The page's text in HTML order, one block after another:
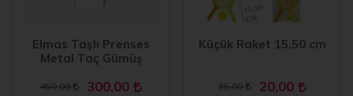
Elmas Taşlı Prenses
Metal Taç Gümüş
450,00 300,00
Küçük Raket 15,50 cm
35,00 20,00